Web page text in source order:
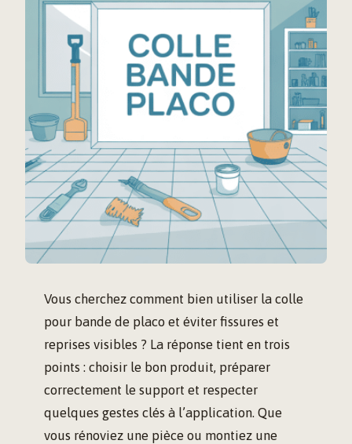
Vous cherchez comment bien utiliser la colle
pour bande de placo et éviter fissures et
reprises visibles ? La réponse tient en trois
points : choisir le bon produit, préparer
correctement le support et respecter
quelques gestes clés à l’application. Que
vous rénoviez une pièce ou montiez une